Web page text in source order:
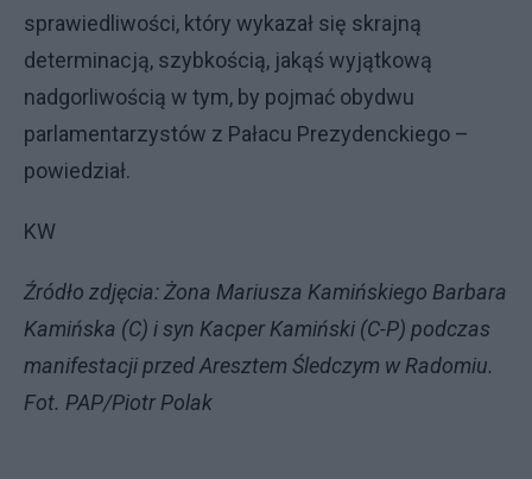
sprawiedliwości, który wykazał się skrajną
determinacją, szybkością, jakąś wyjątkową
nadgorliwością w tym, by pojmać obydwu
parlamentarzystów z Pałacu Prezydenckiego –
powiedział.
KW
Źródło zdjęcia: Żona Mariusza Kamińskiego Barbara
Kamińska (C) i syn Kacper Kamiński (C-P) podczas
manifestacji przed Aresztem Śledczym w Radomiu.
Fot. PAP/Piotr Polak